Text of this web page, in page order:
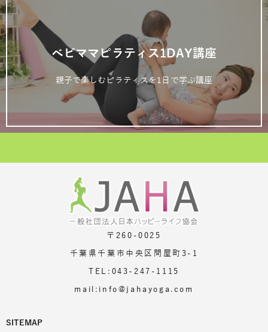
ベビママピラティス1DAY講座
親子で楽しむピラティスを1日で学ぶ講座
〒260-0025
千葉県千葉市中央区問屋町3-1
TEL:043-247-1115
mail:info@jahayoga.com
SITEMAP